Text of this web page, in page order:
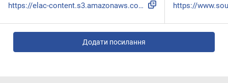
https://elac-content.s3.amazonaws.com/uploads/2018/11/Navis...
Додати посилання